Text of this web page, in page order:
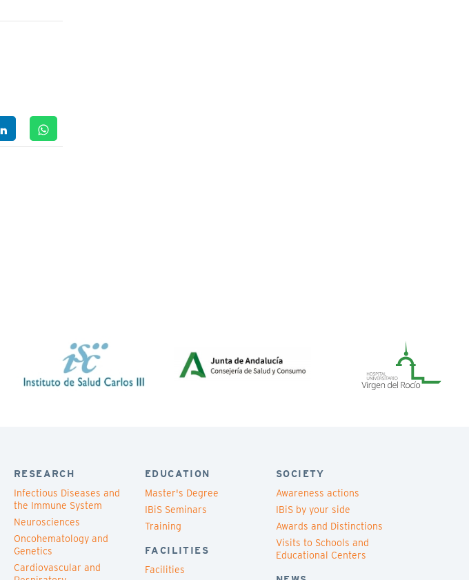
RESEARCH
Infectious Diseases and
the Immune System
Neurosciences
Oncohematology and
Genetics
Cardiovascular and
EDUCATION
Master's Degree
IBiS Seminars
Training
FACILITIES
Facilities
SOCIETY
Awareness actions
IBiS by your side
Awards and Distinctions
Visits to Schools and
Educational Centers